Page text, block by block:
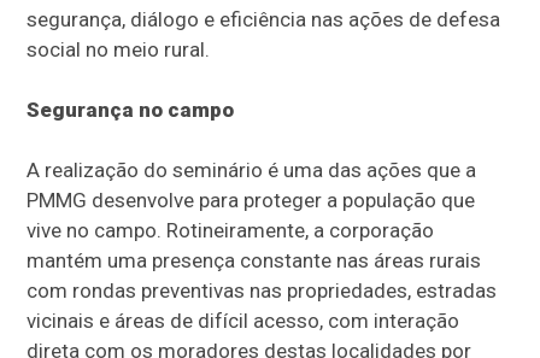
segurança, diálogo e eficiência nas ações de defesa
social no meio rural.
Segurança no campo
A realização do seminário é uma das ações que a
PMMG desenvolve para proteger a população que
vive no campo. Rotineiramente, a corporação
mantém uma presença constante nas áreas rurais
com rondas preventivas nas propriedades, estradas
vicinais e áreas de difícil acesso, com interação
direta com os moradores destas localidades por